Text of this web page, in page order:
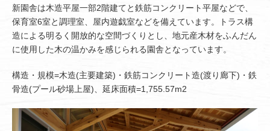
新園舎は木造平屋一部2階建てと鉄筋コンクリート平屋などで、
保育室6室と調理室、屋内遊戯室などを備えています。トラス構
造による明るく開放的な空間づくりとし、地元産木材をふんだん
に使用した木の温かみを感じられる園舎となっています。
構造・規模=木造(主要建築)・鉄筋コンクリート造(渡り廊下)・鉄
骨造(プール砂場上屋)、延床面積=1,755.57m2